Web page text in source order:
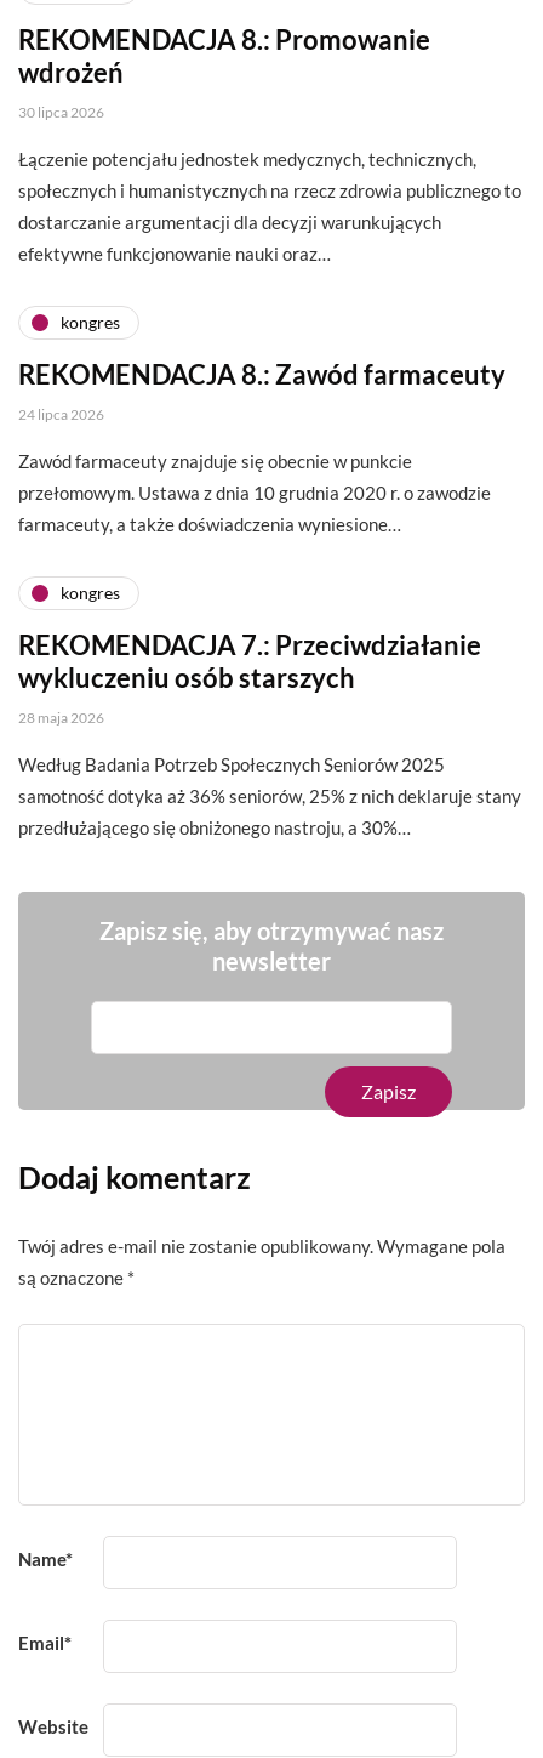
REKOMENDACJA 8.: Promowanie
wdrożeń
30 lipca 2026
Łączenie potencjału jednostek medycznych, technicznych,
społecznych i humanistycznych na rzecz zdrowia publicznego to
dostarczanie argumentacji dla decyzji warunkujących
efektywne funkcjonowanie nauki oraz…
kongres
REKOMENDACJA 8.: Zawód farmaceuty
24 lipca 2026
Zawód farmaceuty znajduje się obecnie w punkcie
przełomowym. Ustawa z dnia 10 grudnia 2020 r. o zawodzie
farmaceuty, a także doświadczenia wyniesione…
kongres
REKOMENDACJA 7.: Przeciwdziałanie
wykluczeniu osób starszych
28 maja 2026
Według Badania Potrzeb Społecznych Seniorów 2025
samotność dotyka aż 36% seniorów, 25% z nich deklaruje stany
przedłużającego się obniżonego nastroju, a 30%…
Zapisz się, aby otrzymywać nasz
newsletter
Dodaj komentarz
Twój adres e-mail nie zostanie opublikowany. Wymagane pola
są oznaczone *
Name*
Email*
Website